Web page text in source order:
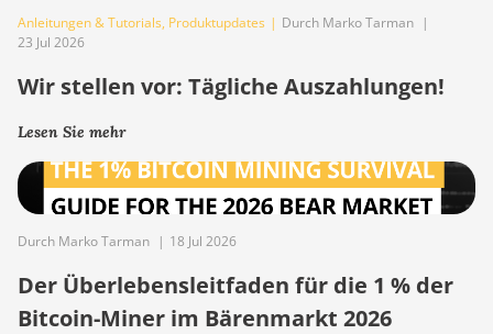
Anleitungen & Tutorials, Produktupdates | Durch Marko Tarman |
23 Jul 2026
Wir stellen vor: Tägliche Auszahlungen!
Lesen Sie mehr
Durch Marko Tarman | 18 Jul 2026
Der Überlebensleitfaden für die 1 % der
Bitcoin-Miner im Bärenmarkt 2026